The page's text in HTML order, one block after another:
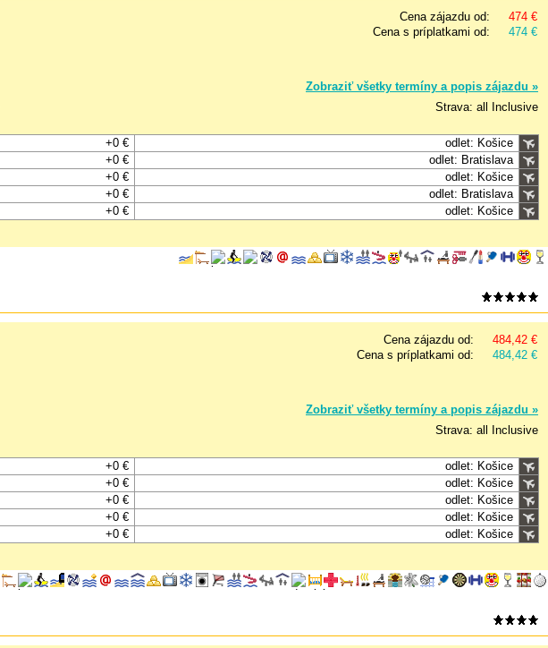
Cena zájazdu od:
474 €
Cena s príplatkami od:
474 €
Zobraziť všetky termíny a popis zájazdu »
Strava: all Inclusive
+0 €
odlet: Košice
+0 €
odlet: Bratislava
+0 €
odlet: Košice
+0 €
odlet: Bratislava
+0 €
odlet: Košice
Cena zájazdu od:
484,42 €
Cena s príplatkami od:
484,42 €
Zobraziť všetky termíny a popis zájazdu »
Strava: all Inclusive
+0 €
odlet: Košice
+0 €
odlet: Košice
+0 €
odlet: Košice
+0 €
odlet: Košice
+0 €
odlet: Košice